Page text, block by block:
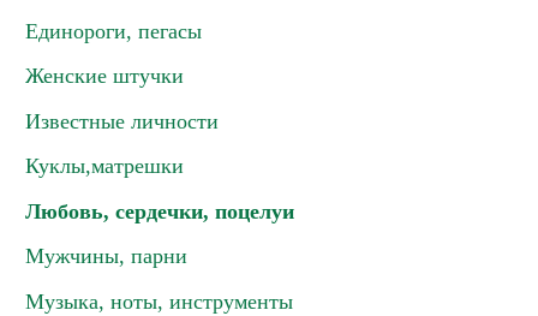
Единороги, пегасы
Женские штучки
Известные личности
Куклы,матрешки
Любовь, сердечки, поцелуи
Мужчины, парни
Музыка, ноты, инструменты